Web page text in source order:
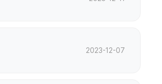
2023-12-07